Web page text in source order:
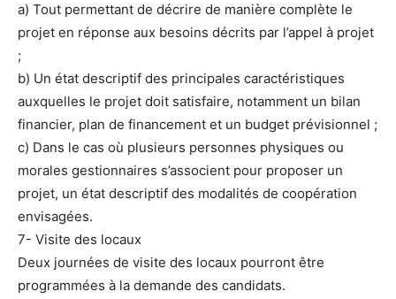
a) Tout permettant de décrire de manière complète le
projet en réponse aux besoins décrits par l’appel à projet
;
b) Un état descriptif des principales caractéristiques
auxquelles le projet doit satisfaire, notamment un bilan
financier, plan de financement et un budget prévisionnel ;
c) Dans le cas où plusieurs personnes physiques ou
morales gestionnaires s’associent pour proposer un
projet, un état descriptif des modalités de coopération
envisagées.
7- Visite des locaux
Deux journées de visite des locaux pourront être
programmées à la demande des candidats.